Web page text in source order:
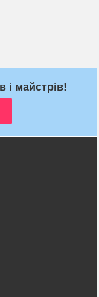
і майстрів!